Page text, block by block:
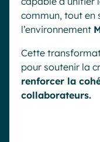
commun, tout en
l’environnement
Cette
pour soutenir la
renforcer la
collaborateurs.